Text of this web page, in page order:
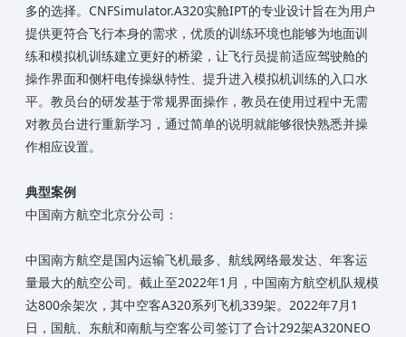
多的选择。CNFSimulator.A320实舱IPT的专业设计旨在为用户
提供更符合飞行本身的需求，优质的训练环境也能够为地面训
练和模拟机训练建立更好的桥梁，让飞行员提前适应驾驶舱的
操作界面和侧杆电传操纵特性、提升进入模拟机训练的入口水
平。教员台的研发基于常规界面操作，教员在使用过程中无需
对教员台进行重新学习，通过简单的说明就能够很快熟悉并操
作相应设置。
典型案例
中国南方航空北京分公司：
中国南方航空是国内运输飞机最多、航线网络最发达、年客运
量最大的航空公司。截止至2022年1月，中国南方航空机队规模
达800余架次，其中空客A320系列飞机339架。2022年7月1
日，国航、东航和南航与空客公司签订了合计292架A320NEO